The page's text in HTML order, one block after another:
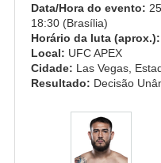
Data/Hora do evento:
18:30 (Brasília)
Horário da luta (aprox.):
Local: UFC APEX
Cidade: Las Vegas,
Resultado: Decisão